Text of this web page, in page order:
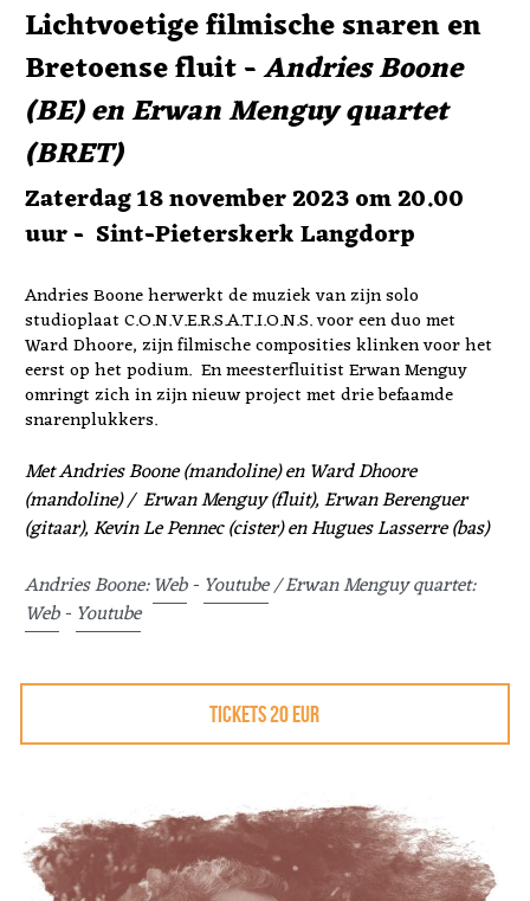
Lichtvoetige filmische snaren en
Bretoense fluit - Andries Boone
(BE) en Erwan Menguy quartet
(BRET)
Zaterdag 18 november 2023 om 20.00
uur -  Sint-Pieterskerk Langdorp
Andries Boone herwerkt de muziek van zijn solo
studioplaat C.O.N.V.E.R.S.A.T.I.O.N.S. voor een duo met
Ward Dhoore, zijn filmische composities klinken voor het
eerst op het podium.  En meesterfluitist Erwan Menguy
omringt zich in zijn nieuw project met drie befaamde
snarenplukkers.
Met Andries Boone (mandoline) en Ward Dhoore
(mandoline) /  Erwan Menguy (fluit), Erwan Berenguer
(gitaar), Kevin Le Pennec (cister) en Hugues Lasserre (bas)
Andries Boone: Web - Youtube
/ Erwan Menguy quartet:
Web - Youtube
TICKETS 20 EUR